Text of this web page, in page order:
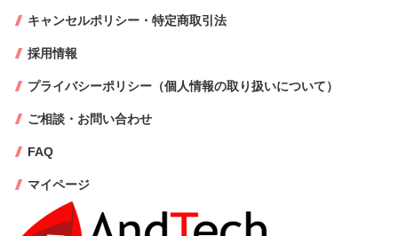
キャンセルポリシー・特定商取引法
採用情報
プライバシーポリシー（個人情報の取り扱いについて）
ご相談・お問い合わせ
FAQ
マイページ